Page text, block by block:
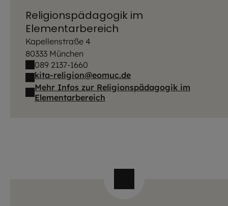
Religionspädagogik im
Elementarbereich
Kapellenstraße 4
80333 München
089 2137-1660
kita-religion@eomuc.de
Mehr Infos zur Religionspädagogik im
Elementarbereich